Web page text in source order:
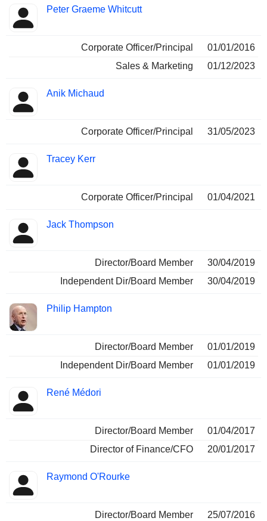
Insider
Fonctions
Peter Graeme Whitcutt
Corporate Officer/Principal
01/01/2016
Sales & Marketing
01/12/2023
Anik Michaud
Corporate Officer/Principal 31/05/2023
Tracey Kerr
Corporate Officer/Principal 01/04/2021
Jack Thompson
Director/Board Member
30/04/2019
Independent Dir/Board Member
30/04/2019
Philip Hampton
Director/Board Member
01/01/2019
Independent Dir/Board Member
01/01/2019
René Médori
Director/Board Member
01/04/2017
Director of Finance/CFO
20/01/2017
Raymond O'Rourke
Director/Board Member 25/07/2016